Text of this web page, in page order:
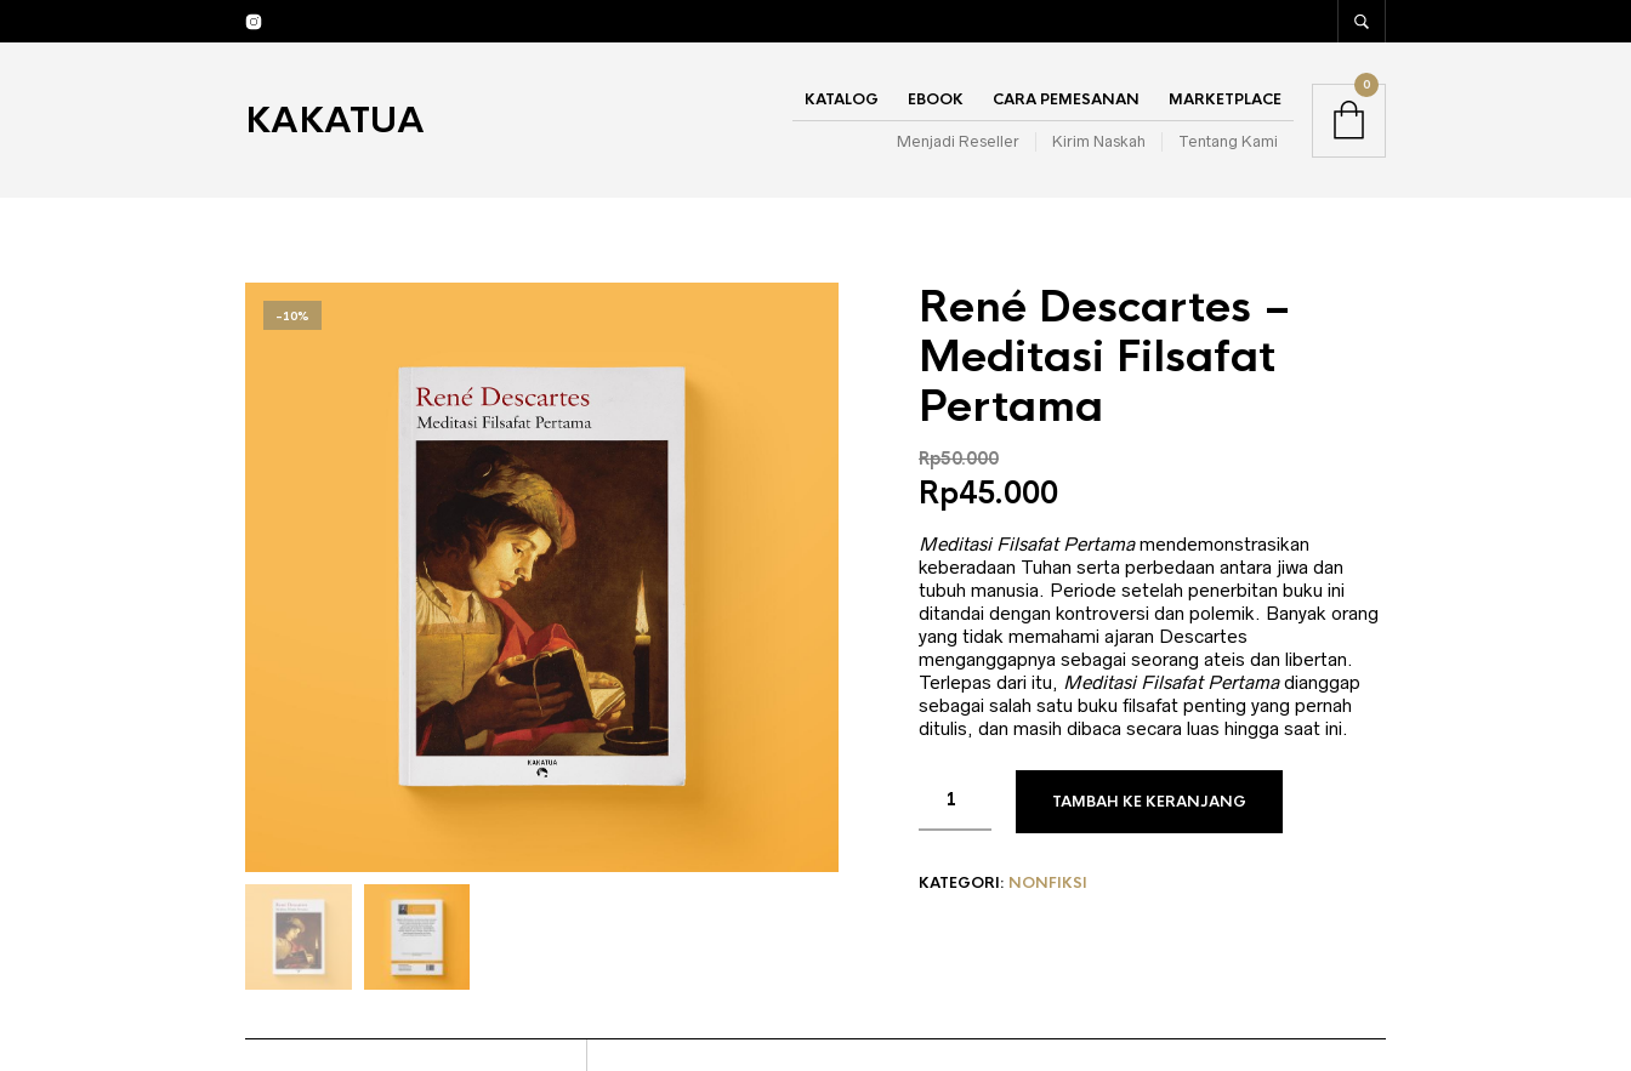
KAKATUA KATALOG EBOOK CARA PEMESANAN MARKETPLACE
Menjadi Reseller Kirim Naskah Tentang Kami
0
-10%
René Descartes –
Meditasi Filsafat
Pertama
Rp50.000
Harga
aslinya
adalah:
Rp50.000.
Rp45.000Harga
ini
adalah:
Rp45.000.
Meditasi Filsafat Pertamamendemonstrasikan
keberadaan Tuhan serta perbedaan antara jiwa dan
tubuh manusia. Periode setelah penerbitan buku ini
ditandai dengan kontroversi dan polemik. Banyak orang
yang tidak memahami ajaran Descartes
menganggapnya sebagai seorang ateis dan libertan.
Terlepas dari itu, Meditasi Filsafat Pertamadianggap
sebagai salah satu buku filsafat penting yang pernah
ditulis, dan masih dibaca secara luas hingga saat ini.
TAMBAH KE KERANJANG
KATEGORI: NONFIKSI